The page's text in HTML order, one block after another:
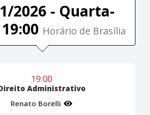
2026 - Quarta-
Horário de Brasília
19:00
Administrativo
Renato Borelli